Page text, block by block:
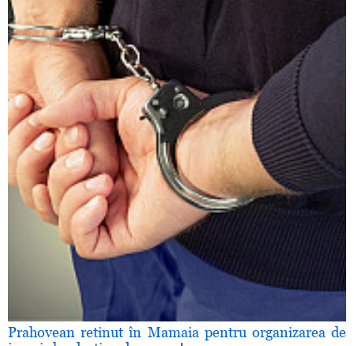
Prahovean retinut în Mamaia pentru organizarea de